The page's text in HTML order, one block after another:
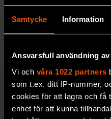
Samtycke Information
Ansvarsfull användning
Vi och våra 1022 partners
som t.ex. ditt IP-nummer,
cookies för att lagra och få
enhet för att kunna
LÄS MER
UPPTÄCK F&F:S